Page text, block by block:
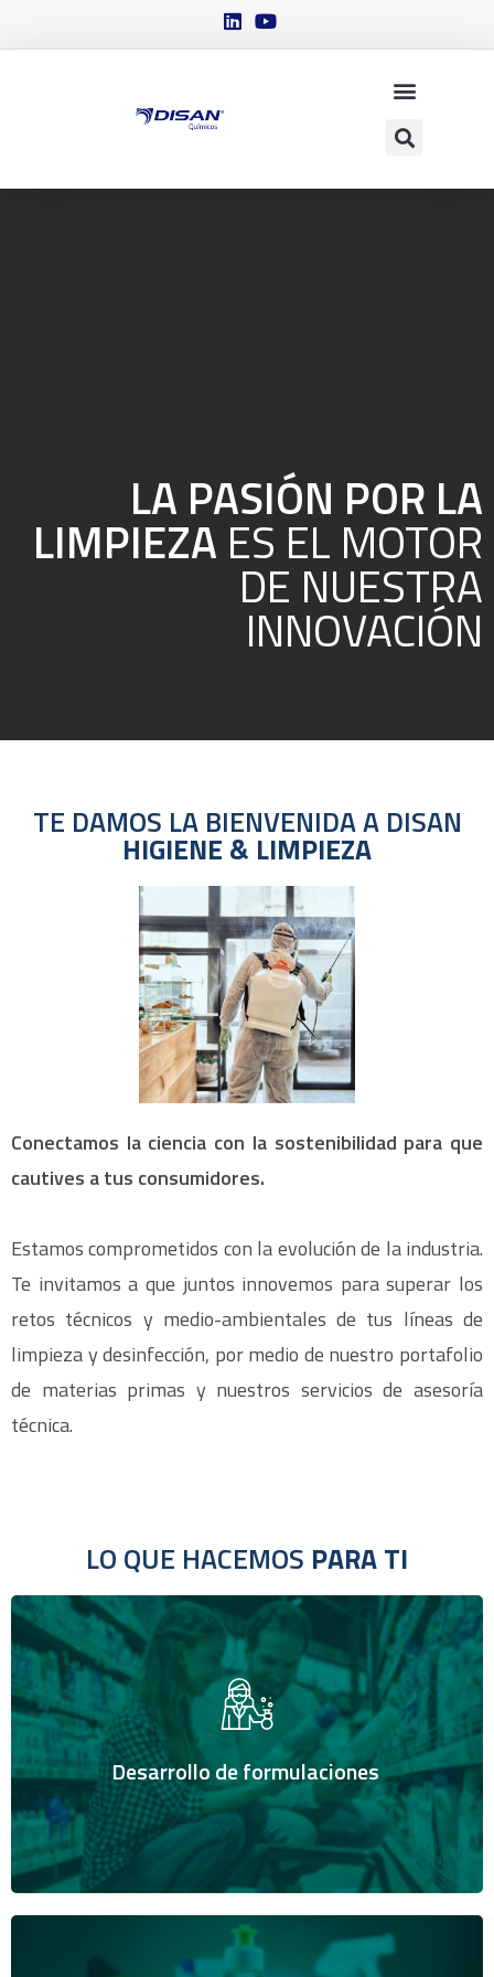
LA PASIÓN POR LA
LIMPIEZA ES EL MOTOR
DE NUESTRA
INNOVACIÓN
TE DAMOS LA BIENVENIDA A DISAN
HIGIENE & LIMPIEZA
Conectamos la ciencia con la sostenibilidad para que
cautives a tus consumidores.
Estamos comprometidos con la evolución de la industria.
Te invitamos a que juntos innovemos para superar los
retos técnicos y medio-ambientales de tus líneas de
limpieza y desinfección, por medio de nuestro portafolio
de materias primas y nuestros servicios de asesoría
técnica.
LO QUE HACEMOS PARA TI
Desarrollo de formulaciones
Brindamos soporte técnico para el diseño de productos
de limpieza y desinfección acordes a las necesidades del
mercado.